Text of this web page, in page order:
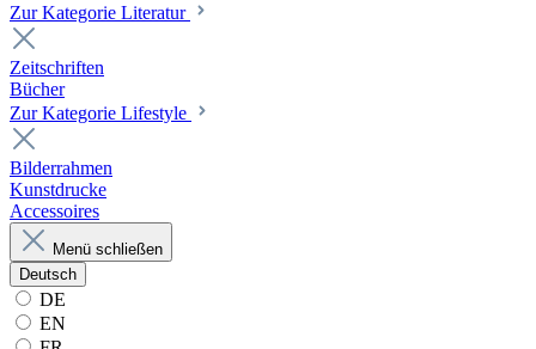
Zur Kategorie Literatur
Zeitschriften
Bücher
Zur Kategorie Lifestyle
Bilderrahmen
Kunstdrucke
Accessoires
Menü schließen
Deutsch
DE
EN